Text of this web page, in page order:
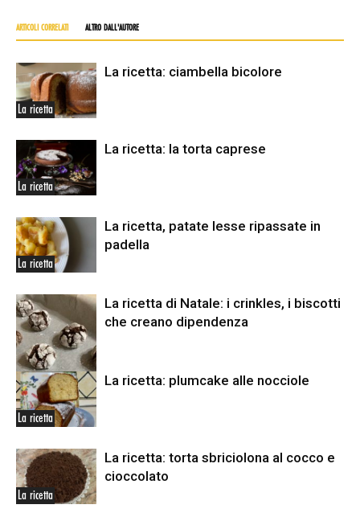
ARTICOLI CORRELATI ALTRO DALL'AUTORE
La ricetta
La ricetta: ciambella bicolore
La ricetta
La ricetta: la torta caprese
La ricetta
La ricetta, patate lesse ripassate in
padella
La ricetta
La ricetta di Natale: i crinkles, i biscotti
che creano dipendenza
La ricetta
La ricetta: plumcake alle nocciole
La ricetta
La ricetta: torta sbriciolona al cocco e
cioccolato